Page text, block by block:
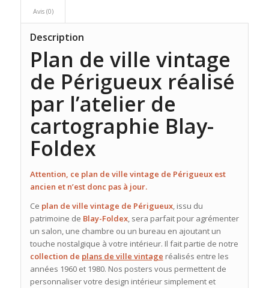
Avis (0)
Description
Plan de ville vintage
de Périgueux réalisé
par l’atelier de
cartographie Blay-
Foldex
Attention, ce plan de ville vintage de Périgueux est
ancien et n’est donc pas à jour.
Ce plan de ville vintage de Périgueux, issu du
patrimoine de Blay-Foldex, sera parfait pour agrémenter
un salon, une chambre ou un bureau en ajoutant un
touche nostalgique à votre intérieur. Il fait partie de notre
collection de plans de ville vintage réalisés entre les
années 1960 et 1980. Nos posters vous permettent de
personnaliser votre design intérieur simplement et